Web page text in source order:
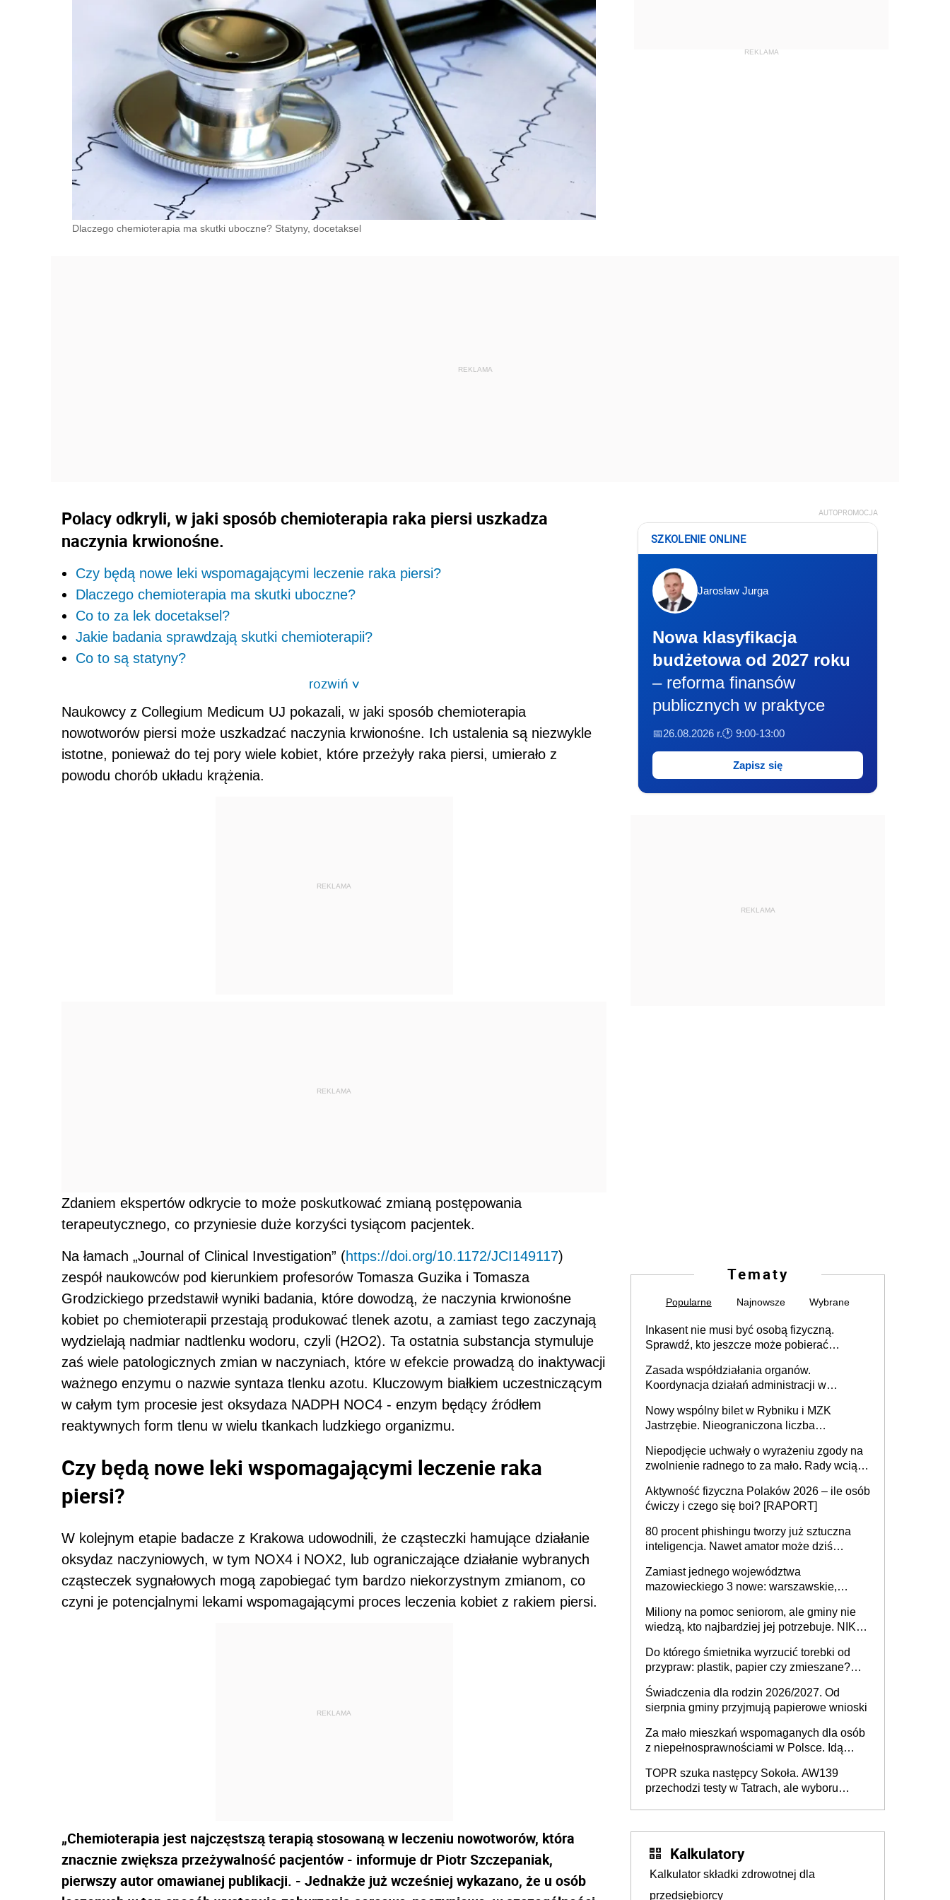
Dlaczego chemioterapia ma skutki uboczne? Statyny, docetaksel
Polacy odkryli, w jaki sposób chemioterapia raka piersi uszkadza
naczynia krwionośne.
Czy będą nowe leki wspomagającymi leczenie raka piersi?
Dlaczego chemioterapia ma skutki uboczne?
Co to za lek docetaksel?
Jakie badania sprawdzają skutki chemioterapii?
Co to są statyny?
rozwiń>
Naukowcy z Collegium Medicum UJ pokazali, w jaki sposób chemioterapia
nowotworów piersi może uszkadzać naczynia krwionośne. Ich ustalenia są niezwykle
istotne, ponieważ do tej pory wiele kobiet, które przeżyły raka piersi, umierało z
powodu chorób układu krążenia.
REKLAMA
REKLAMA
Zdaniem ekspertów odkrycie to może poskutkować zmianą postępowania
terapeutycznego, co przyniesie duże korzyści tysiącom pacjentek.
Na łamach „Journal of Clinical Investigation” (https://doi.org/10.1172/JCI149117)
zespół naukowców pod kierunkiem profesorów Tomasza Guzika i Tomasza
Grodzickiego przedstawił wyniki badania, które dowodzą, że naczynia krwionośne
kobiet po chemioterapii przestają produkować tlenek azotu, a zamiast tego zaczynają
wydzielają nadmiar nadtlenku wodoru, czyli (H2O2). Ta ostatnia substancja stymuluje
zaś wiele patologicznych zmian w naczyniach, które w efekcie prowadzą do inaktywacji
ważnego enzymu o nazwie syntaza tlenku azotu. Kluczowym białkiem uczestniczącym
w całym tym procesie jest oksydaza NADPH NOC4 - enzym będący źródłem
reaktywnych form tlenu w wielu tkankach ludzkiego organizmu.
Czy będą nowe leki wspomagającymi leczenie raka
piersi?
W kolejnym etapie badacze z Krakowa udowodnili, że cząsteczki hamujące działanie
oksydaz naczyniowych, w tym NOX4 i NOX2, lub ograniczające działanie wybranych
cząsteczek sygnałowych mogą zapobiegać tym bardzo niekorzystnym zmianom, co
czyni je potencjalnymi lekami wspomagającymi proces leczenia kobiet z rakiem piersi.
REKLAMA
„Chemioterapia jest najczęstszą terapią stosowaną w leczeniu nowotworów, która
znacznie zwiększa przeżywalność pacjentów - informuje dr Piotr Szczepaniak,
pierwszy autor omawianej publikacji. - Jednakże już wcześniej wykazano, że u osób
AUTOPROMOCJA
SZKOLENIE ONLINE
Jarosław Jurga
Nowa klasyfikacja
budżetowa od 2027 roku
– reforma finansów
publicznych w praktyce
📅26.08.2026 r.🕐 9:00-13:00
Zapisz się
REKLAMA
Tematy
Popularne Najnowsze Wybrane
Inkasent nie musi być osobą fizyczną.
Sprawdź, kto jeszcze może pobierać
Zasada współdziałania organów.
Koordynacja działań administracji w
Nowy wspólny bilet w Rybniku i MZK
Jastrzębie. Nieograniczona liczba
Niepodjęcie uchwały o wyrażeniu zgody na
zwolnienie radnego to za mało. Rady wciąż
rozstrzygać sprawy
Aktywność fizyczna Polaków 2026 – ile osób
ćwiczy i czego się boi? [RAPORT]
80 procent phishingu tworzy już sztuczna
inteligencja. Nawet amator może dziś
Zamiast jednego województwa
mazowieckiego 3 nowe: warszawskie,
Europie nie ma tak dużych jednostek
stołecznych
Miliony na pomoc seniorom, ale gminy nie
wiedzą, kto najbardziej jej potrzebuje. NIK
Do którego śmietnika wyrzucić torebki od
przypraw: plastik, papier czy zmieszane?
Świadczenia dla rodzin 2026/2027. Od
sierpnia gminy przyjmują papierowe wnioski
Za mało mieszkań wspomaganych dla osób
z niepełnosprawnościami w Polsce. Idą
TOPR szuka następcy Sokoła. AW139
przechodzi testy w Tatrach, ale wyboru
Kalkulatory
Kalkulator składki zdrowotnej dla
przedsiębiorcy